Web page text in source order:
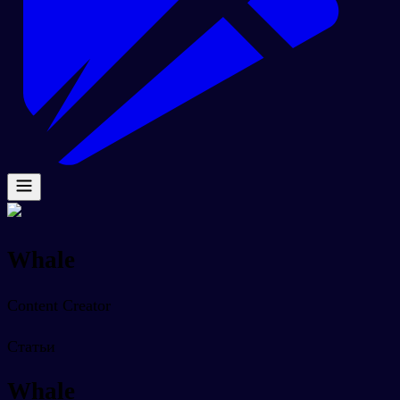
Whale
Content Creator
Статьи
Whale